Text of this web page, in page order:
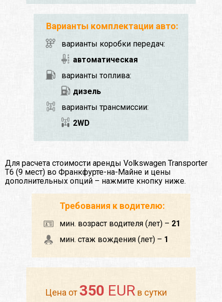
Варианты комплектации авто:
варианты коробки передач:
автоматическая
варианты топлива:
дизель
варианты трансмиссии:
2WD
Для расчета стоимости аренды Volkswagen Transporter
T6 (9 мест) во Франкфурте-на-Майне и цены
дополнительных опций – нажмите кнопку ниже.
Требования к водителю:
мин. возраст водителя (лет) – 21
мин. стаж вождения (лет) – 1
Цена от 350 EUR в сутки